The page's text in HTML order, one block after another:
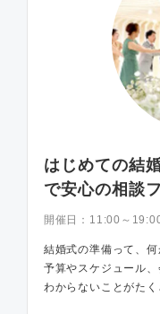
はじめての結
で安心の相談
開催日： 11:00～
結婚式の準備って、
予算やスケジュール
わからないことがたく